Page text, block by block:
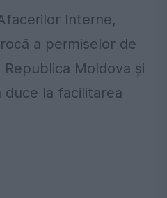
Interne,
a permiselor de
Moldova și
duce la facilitarea